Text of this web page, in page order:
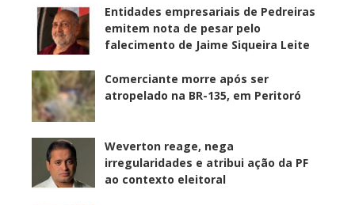
Entidades empresariais de Pedreiras
emitem nota de pesar pelo
falecimento de Jaime Siqueira Leite
Comerciante morre após ser
atropelado na BR-135, em Peritoró
Weverton reage, nega
irregularidades e atribui ação da PF
ao contexto eleitoral